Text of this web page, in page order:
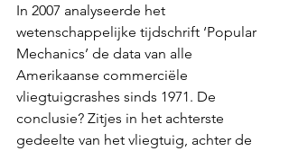
In 2007 analyseerde het
wetenschappelijke tijdschrift ‘Popular
Mechanics’ de data van alle
Amerikaanse commerciële
vliegtuigcrashes sinds 1971. De
conclusie? Zitjes in het achterste
gedeelte van het vliegtuig, achter de